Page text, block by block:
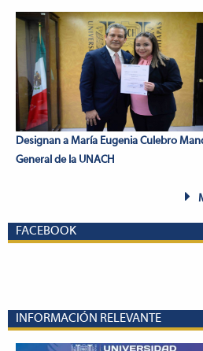
Designan a María Eugenia Culebro
General de la UNACH
FACEBOOK
INFORMACIÓN RELEVANTE